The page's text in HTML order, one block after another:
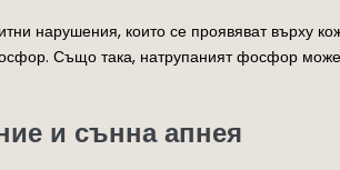
нарушения, които се проявяват върху
Също така, натрупаният фосфор
и сънна апнея